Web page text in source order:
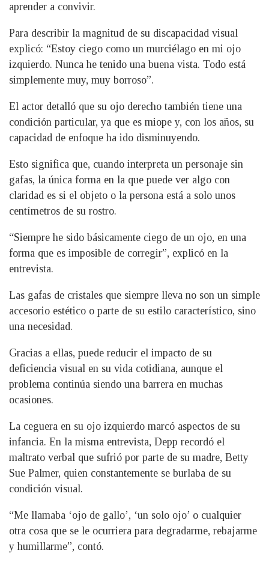
aprender a convivir.
Para describir la magnitud de su discapacidad visual
explicó: “Estoy ciego como un murciélago en mi ojo
izquierdo. Nunca he tenido una buena vista. Todo está
simplemente muy, muy borroso”.
El actor detalló que su ojo derecho también tiene una
condición particular, ya que es miope y, con los años, su
capacidad de enfoque ha ido disminuyendo.
Esto significa que, cuando interpreta un personaje sin
gafas, la única forma en la que puede ver algo con
claridad es si el objeto o la persona está a solo unos
centímetros de su rostro.
“Siempre he sido básicamente ciego de un ojo, en una
forma que es imposible de corregir”, explicó en la
entrevista.
Las gafas de cristales que siempre lleva no son un simple
accesorio estético o parte de su estilo característico, sino
una necesidad.
Gracias a ellas, puede reducir el impacto de su
deficiencia visual en su vida cotidiana, aunque el
problema continúa siendo una barrera en muchas
ocasiones.
La ceguera en su ojo izquierdo marcó aspectos de su
infancia. En la misma entrevista, Depp recordó el
maltrato verbal que sufrió por parte de su madre, Betty
Sue Palmer, quien constantemente se burlaba de su
condición visual.
“Me llamaba ‘ojo de gallo’, ‘un solo ojo’ o cualquier
otra cosa que se le ocurriera para degradarme, rebajarme
y humillarme”, contó.